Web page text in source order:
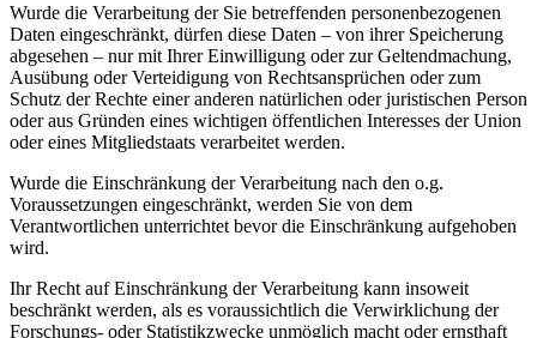
Wurde die Verarbeitung der Sie betreffenden personenbezogenen
Daten eingeschränkt, dürfen diese Daten – von ihrer Speicherung
abgesehen – nur mit Ihrer Einwilligung oder zur Geltendmachung,
Ausübung oder Verteidigung von Rechtsansprüchen oder zum
Schutz der Rechte einer anderen natürlichen oder juristischen Person
oder aus Gründen eines wichtigen öffentlichen Interesses der Union
oder eines Mitgliedstaats verarbeitet werden.
Wurde die Einschränkung der Verarbeitung nach den o.g.
Voraussetzungen eingeschränkt, werden Sie von dem
Verantwortlichen unterrichtet bevor die Einschränkung aufgehoben
wird.
Ihr Recht auf Einschränkung der Verarbeitung kann insoweit
beschränkt werden, als es voraussichtlich die Verwirklichung der
Forschungs- oder Statistikzwecke unmöglich macht oder ernsthaft